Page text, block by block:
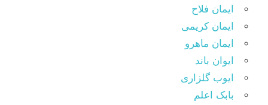
ایمان فلاح
ایمان کریمی
ایمان ماهرو
ایوان باند
ایوب گلزاری
بابک اعلم